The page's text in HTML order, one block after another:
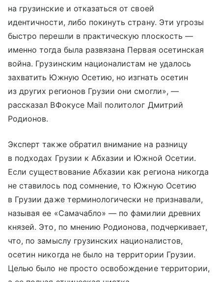
на грузинские и отказаться от своей
идентичности, либо покинуть страну. Эти угрозы
быстро перешли в практическую плоскость —
именно тогда была развязана Первая осетинская
война. Грузинским националистам не удалось
захватить Южную Осетию, но изгнать осетин
из других регионов Грузии они смогли», —
рассказал ВФокусе Mail политолог Дмитрий
Родионов.
Эксперт также обратил внимание на разницу
в подходах Грузии к Абхазии и Южной Осетии.
Если существование Абхазии как региона никогда
не ставилось под сомнение, то Южную Осетию
в Грузии даже терминологически не признавали,
называя ее «Самачабло» — по фамилии древних
князей. Это, по мнению Родионова, подчеркивает,
что, по замыслу грузинских националистов,
осетин никогда не было на территории Грузии.
Целью было не просто освобождение территории,